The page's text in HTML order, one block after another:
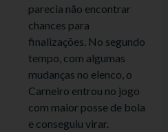
parecia não encontrar
chances para
finalizações. No segundo
tempo, com algumas
mudanças no elenco, o
Carneiro entrou no jogo
com maior posse de bola
e conseguiu virar.